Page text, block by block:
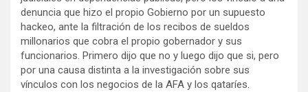
denuncia que hizo el propio Gobierno por un supuesto
hackeo, ante la filtración de los recibos de sueldos
millonarios que cobra el propio gobernador y sus
funcionarios. Primero dijo que no y luego dijo que si, pero
por una causa distinta a la investigación sobre sus
vínculos con los negocios de la AFA y los qataríes.